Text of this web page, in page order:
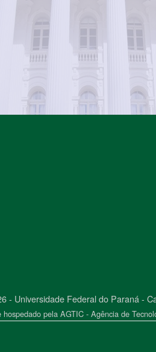
- Universidade Federal do Paraná -
pela AGTIC - Agência de